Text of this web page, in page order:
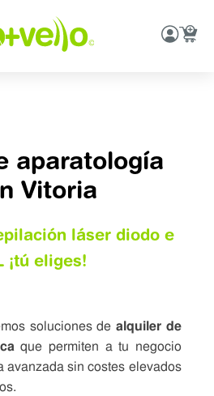
aparatología
Vitoria
láser diodo e
¡tú eliges!
soluciones de alquiler de
que permiten a tu negocio
avanzada sin costes elevados